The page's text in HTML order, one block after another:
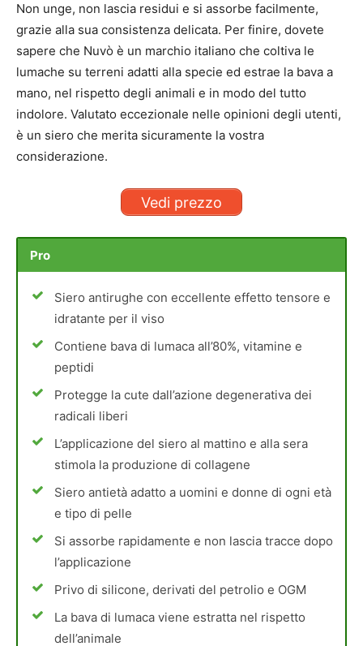
Non unge, non lascia residui e si assorbe facilmente,
grazie alla sua consistenza delicata. Per finire, dovete
sapere che Nuvò è un marchio italiano che coltiva le
lumache su terreni adatti alla specie ed estrae la bava a
mano, nel rispetto degli animali e in modo del tutto
indolore. Valutato eccezionale nelle opinioni degli utenti,
è un siero che merita sicuramente la vostra
considerazione.
Vedi prezzo
Pro
Siero antirughe con eccellente effetto tensore e
idratante per il viso
Contiene bava di lumaca all’80%, vitamine e
peptidi
Protegge la cute dall’azione degenerativa dei
radicali liberi
L’applicazione del siero al mattino e alla sera
stimola la produzione di collagene
Siero antietà adatto a uomini e donne di ogni età
e tipo di pelle
Si assorbe rapidamente e non lascia tracce dopo
l’applicazione
Privo di silicone, derivati del petrolio e OGM
La bava di lumaca viene estratta nel rispetto
dell’animale